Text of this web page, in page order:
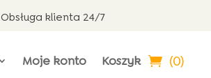
Obsługa klienta 24/7
Moje konto Koszyk (0)